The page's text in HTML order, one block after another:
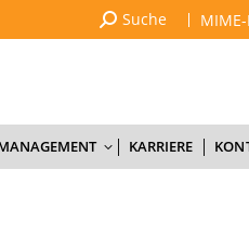
Suchen:
Suche
KARRIERE
SACHKUNDE & SCHULUNGEN